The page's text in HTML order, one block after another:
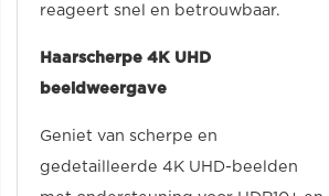
reageert snel en betrouwbaar.
Haarscherpe 4K UHD
beeldweergave
Geniet van scherpe en
gedetailleerde 4K UHD-beelden